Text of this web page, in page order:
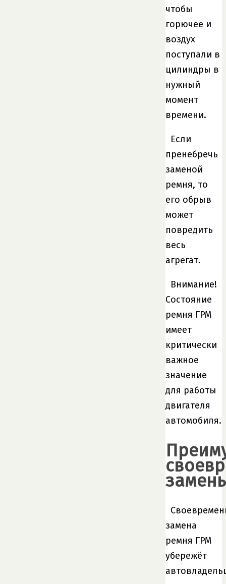
чтобы
горючее и
воздух
поступали в
цилиндры в
нужный
момент
времени.
Если
пренебречь
заменой
ремня, то
его обрыв
может
повредить
весь
агрегат.
Внимание!
Состояние
ремня ГРМ
имеет
критически
важное
значение
для работы
двигателя
автомобиля.
замена
ремня ГРМ
убережёт